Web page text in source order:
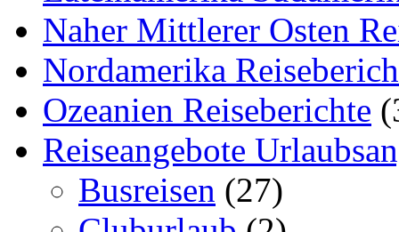
Naher Mittlerer Osten
Nordamerika
Ozeanien Reiseberichte
Reiseangebote
Busreisen (27)